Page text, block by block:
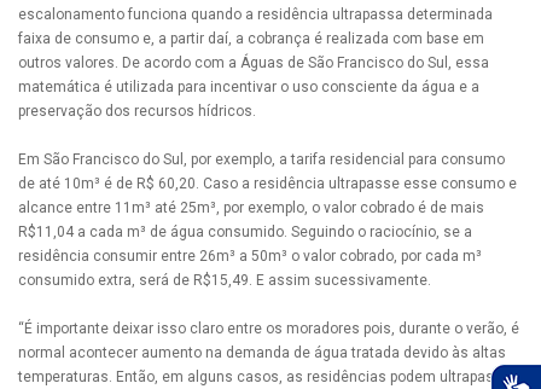
escalonamento funciona quando a residência ultrapassa determinada
faixa de consumo e, a partir daí, a cobrança é realizada com base em
outros valores. De acordo com a Águas de São Francisco do Sul, essa
matemática é utilizada para incentivar o uso consciente da água e a
preservação dos recursos hídricos.
Em São Francisco do Sul, por exemplo, a tarifa residencial para consumo
de até 10m³ é de R$ 60,20. Caso a residência ultrapasse esse consumo e
alcance entre 11m³ até 25m³, por exemplo, o valor cobrado é de mais
R$11,04 a cada m³ de água consumido. Seguindo o raciocínio, se a
residência consumir entre 26m³ a 50m³ o valor cobrado, por cada m³
consumido extra, será de R$15,49. E assim sucessivamente.
“É importante deixar isso claro entre os moradores pois, durante o verão, é
normal acontecer aumento na demanda de água tratada devido às altas
temperaturas. Então, em alguns casos, as residências podem ultrapassar